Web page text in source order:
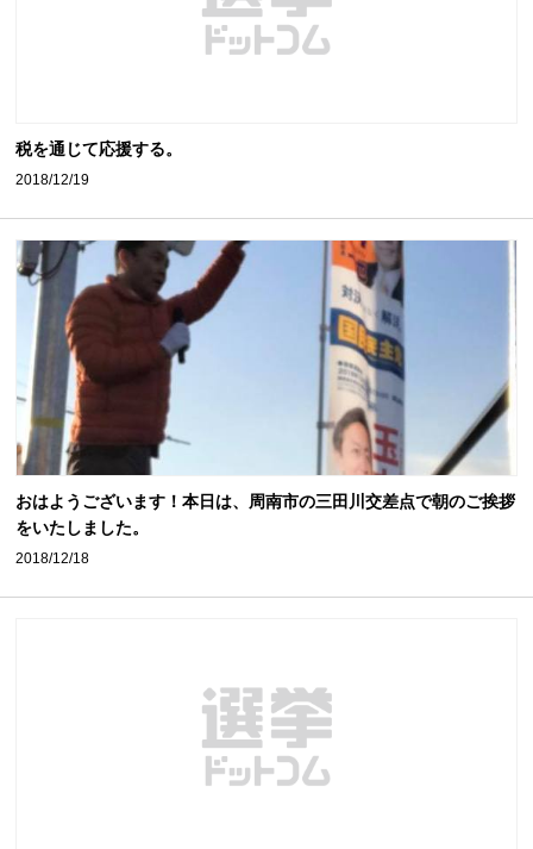
税を通じて応援する。
2018/12/19
おはようございます！本日は、周南市の三田川交差点で朝のご挨拶
をいたしました。
2018/12/18